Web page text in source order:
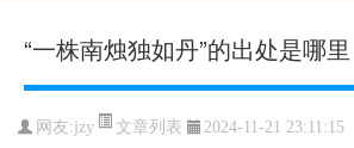
“一株南烛独如丹”的出处是哪里
网友:jzy 文章列表 2024-11-21 23:11:15